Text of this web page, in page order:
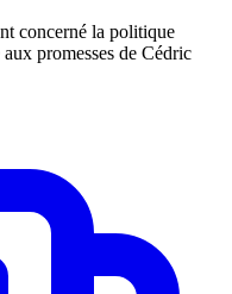
concerné la politique
promesses de Cédric